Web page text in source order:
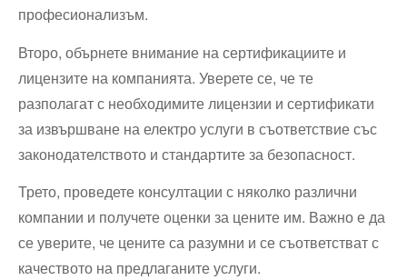
професионализъм.
Второ, обърнете внимание на сертификациите и
лицензите на компанията. Уверете се, че те
разполагат с необходимите лицензии и сертификати
за извършване на електро услуги в съответствие със
законодателството и стандартите за безопасност.
Трето, проведете консултации с няколко различни
компании и получете оценки за цените им. Важно е да
се уверите, че цените са разумни и се съответстват с
качеството на предлаганите услуги.